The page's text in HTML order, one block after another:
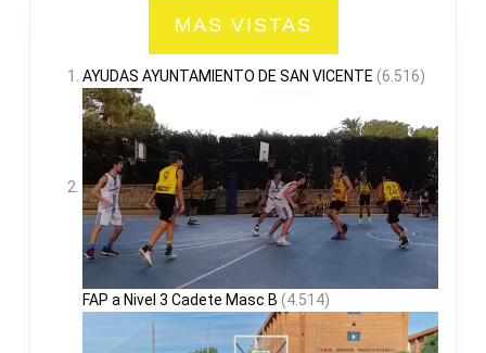
MAS VISTAS
AYUDAS AYUNTAMIENTO DE SAN VICENTE (6.516)
FAP a Nivel 3 Cadete Masc B (4.514)